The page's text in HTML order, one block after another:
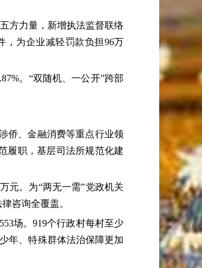
方力量，新增执法监督联络
，为企业减轻罚款负担96万
。“双随机、一公开”跨部
侨、金融消费等重点行业领
履职，基层司法所规范化建
元。为“两无一需”党政机关
咨询全覆盖。
场。919个行政村每村至少
年、特殊群体法治保障更加